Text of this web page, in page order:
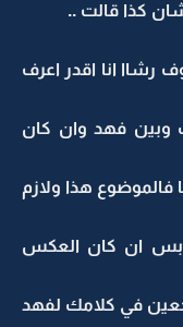
كذا قالت ..
رشاا انا اقدر اعرف
فهد وان كان
فالموضوع هذا ولازم
بس ان كان العكس
في كلامك لفهد